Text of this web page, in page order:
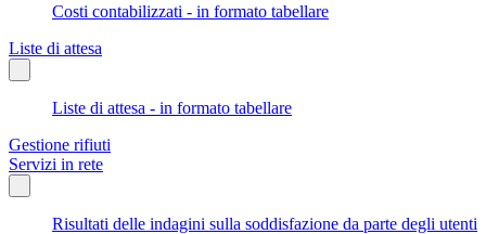
Costi contabilizzati - in formato tabellare
Liste di attesa
Liste di attesa - in formato tabellare
Gestione rifiuti
Servizi in rete
Risultati delle indagini sulla soddisfazione da parte degli utenti